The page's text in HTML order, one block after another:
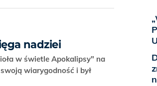
nadziei
w świetle Apokalipsy" na
wiarygodność i był